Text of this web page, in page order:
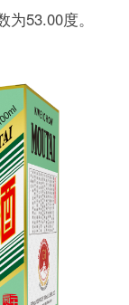
53.00度。